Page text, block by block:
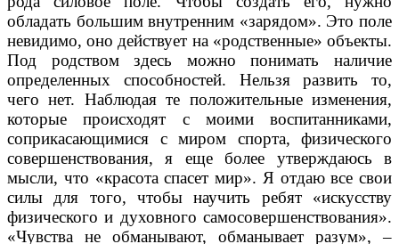
обладать большим внутренним «зарядом». Это поле
невидимо, оно действует на «родственные» объекты.
Под родством здесь можно понимать наличие
определенных способностей. Нельзя развить то,
чего нет. Наблюдая те положительные изменения,
которые происходят с моими воспитанниками,
соприкасающимися с миром спорта, физического
совершенствования, я еще более утверждаюсь в
мысли, что «красота спасет мир». Я отдаю все свои
силы для того, чтобы научить ребят «искусству
физического и духовного самосовершенствования».
«Чувства не обманывают, обманывает разум», –